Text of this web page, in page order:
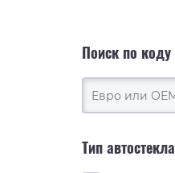
Поиск по коду
Тип автостекла